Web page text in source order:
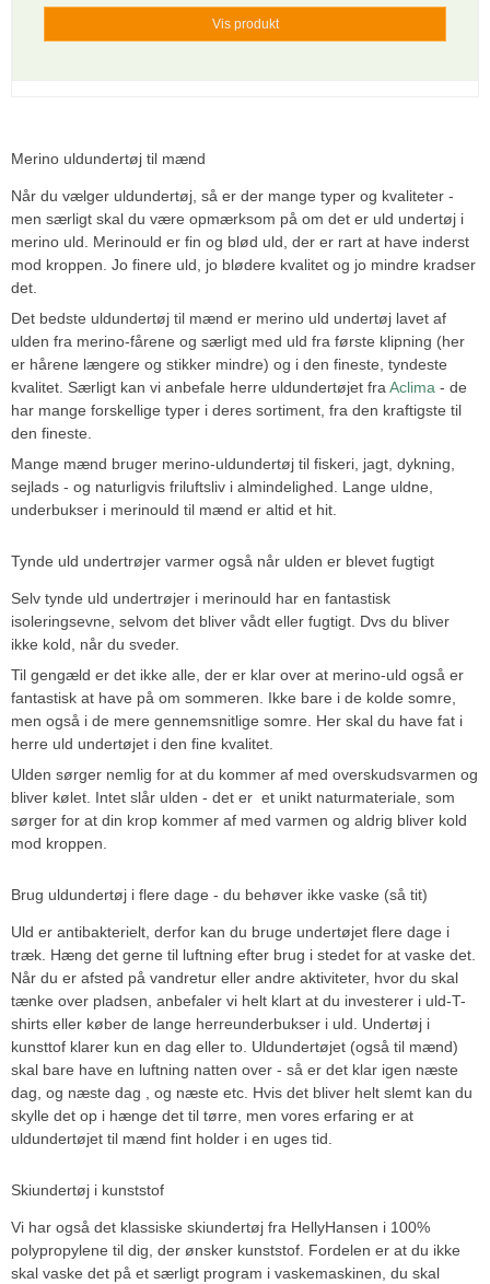
Vis produkt
Merino uldundertøj til mænd
Når du vælger uldundertøj, så er der mange typer og kvaliteter -
men særligt skal du være opmærksom på om det er uld undertøj i
merino uld. Merinould er fin og blød uld, der er rart at have inderst
mod kroppen. Jo finere uld, jo blødere kvalitet og jo mindre kradser
det.
Det bedste uldundertøj til mænd er merino uld undertøj lavet af
ulden fra merino-fårene og særligt med uld fra første klipning (her
er hårene længere og stikker mindre) og i den fineste, tyndeste
kvalitet. Særligt kan vi anbefale herre uldundertøjet fraAclima - de
har mange forskellige typer i deres sortiment, fra den kraftigste til
den fineste.
Mange mænd bruger merino-uldundertøj til fiskeri, jagt, dykning,
sejlads - og naturligvis friluftsliv i almindelighed. Lange uldne,
underbukser i merinould til mænd er altid et hit.
Tynde uld undertrøjer varmer også når ulden er blevet fugtigt
Selv tynde uld undertrøjer i merinould har en fantastisk
isoleringsevne, selvom det bliver vådt eller fugtigt. Dvs du bliver
ikke kold, når du sveder.
Til gengæld er det ikke alle, der er klar over at merino-uld også er
fantastisk at have på om sommeren. Ikke bare i de kolde somre,
men også i de mere gennemsnitlige somre. Her skal du have fat i
herre uld undertøjet i den fine kvalitet.
Ulden sørger nemlig for at du kommer af med overskudsvarmen og
bliver kølet. Intet slår ulden - det er et unikt naturmateriale, som
sørger for at din krop kommer af med varmen og aldrig bliver kold
mod kroppen.
Brug uldundertøj i flere dage - du behøver ikke vaske (så tit)
Uld er antibakterielt, derfor kan du bruge undertøjet flere dage i
træk. Hæng det gerne til luftning efter brug i stedet for at vaske det.
Når du er afsted på vandretur eller andre aktiviteter, hvor du skal
tænke over pladsen, anbefaler vi helt klart at du investerer i uld-T-
shirts eller køber de lange herreunderbukser i uld. Undertøj i
kunsttof klarer kun en dag eller to. Uldundertøjet (også til mænd)
skal bare have en luftning natten over - så er det klar igen næste
dag, og næste dag , og næste etc. Hvis det bliver helt slemt kan du
skylle det op i hænge det til tørre, men vores erfaring er at
uldundertøjet til mænd fint holder i en uges tid.
Skiundertøj i kunststof
Vi har også det klassiske skiundertøj fra HellyHansen i 100%
polypropylene til dig, der ønsker kunststof. Fordelen er at du ikke
skal vaske det på et særligt program i vaskemaskinen, du skal